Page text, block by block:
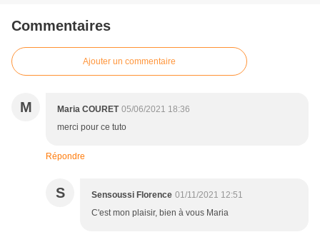
Commentaires
Ajouter un commentaire
M Maria COURET 05/06/2021 18:36
merci pour ce tuto
Répondre
S Sensoussi Florence 01/11/2021 12:51
C'est mon plaisir, bien à vous Maria